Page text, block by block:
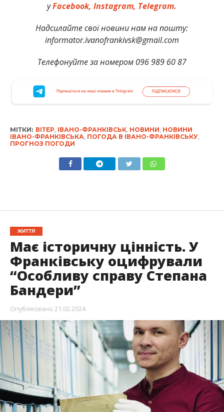
уFacebook, Instagram, Telegram.
Надсилайте свої новини нам на пошту:
informator.ivanofrankivsk@gmail.com
Телефонуйте за номером 096 989 60 87
МІТКИ: ВІТЕР ІВАНО-ФРАНКІВСЬК, НОВИНИ НОВИНИ
ІВАНО-ФРАНКІВСЬКА ПОГОДА В ІВАНО-ФРАНКІВСЬКУ,
ПРОГНОЗ ПОГОДИ
ЖИТТЯ
Має історичну цінність. У
Франківську оцифрували
“Особливу справу Степана
Бандери”
Опубліковано 21.02.2024